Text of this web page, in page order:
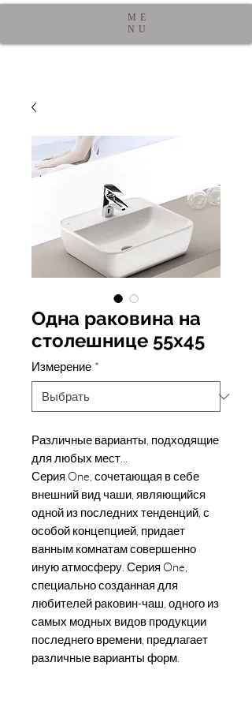
ME
NU
Одна раковина на
столешнице 55x45
Измерение *
Различные варианты, подходящие
для любых мест...
Серия One, сочетающая в себе
внешний вид чаши, являющийся
одной из последних тенденций, с
особой концепцией, придает
ванным комнатам совершенно
иную атмосферу. Серия One,
специально созданная для
любителей раковин-чаш, одного из
самых модных видов продукции
последнего времени, предлагает
различные варианты форм.